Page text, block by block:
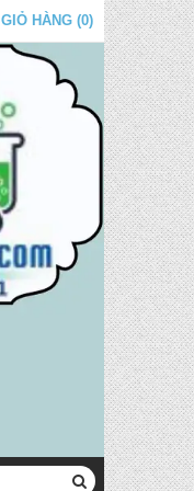
GIỎ HÀNG (0)